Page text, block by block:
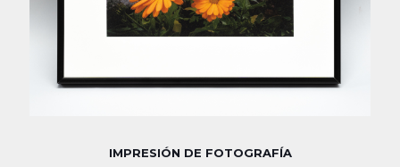
IMPRESIÓN DE FOTOGRAFÍA